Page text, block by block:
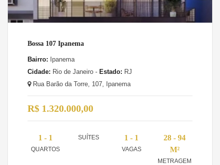
Bossa 107 Ipanema
Bairro: Ipanema
Cidade: Rio de Janeiro - Estado: RJ
Rua Barão da Torre, 107, Ipanema
R$ 1.320.000,00
1 - 1
QUARTOS
SUÍTES 1 - 1
VAGAS
28 - 94
M²
METRAGEM